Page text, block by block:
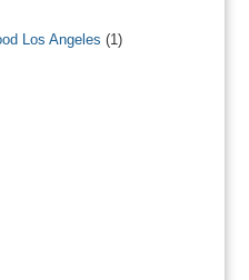
Los Angeles (1)